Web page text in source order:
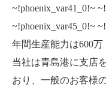
~!phoenix_var41_0!~
~!phoenix_var45_0!~
年間生産能力は600万
当社は青島港に支店
おり、一般のお客様